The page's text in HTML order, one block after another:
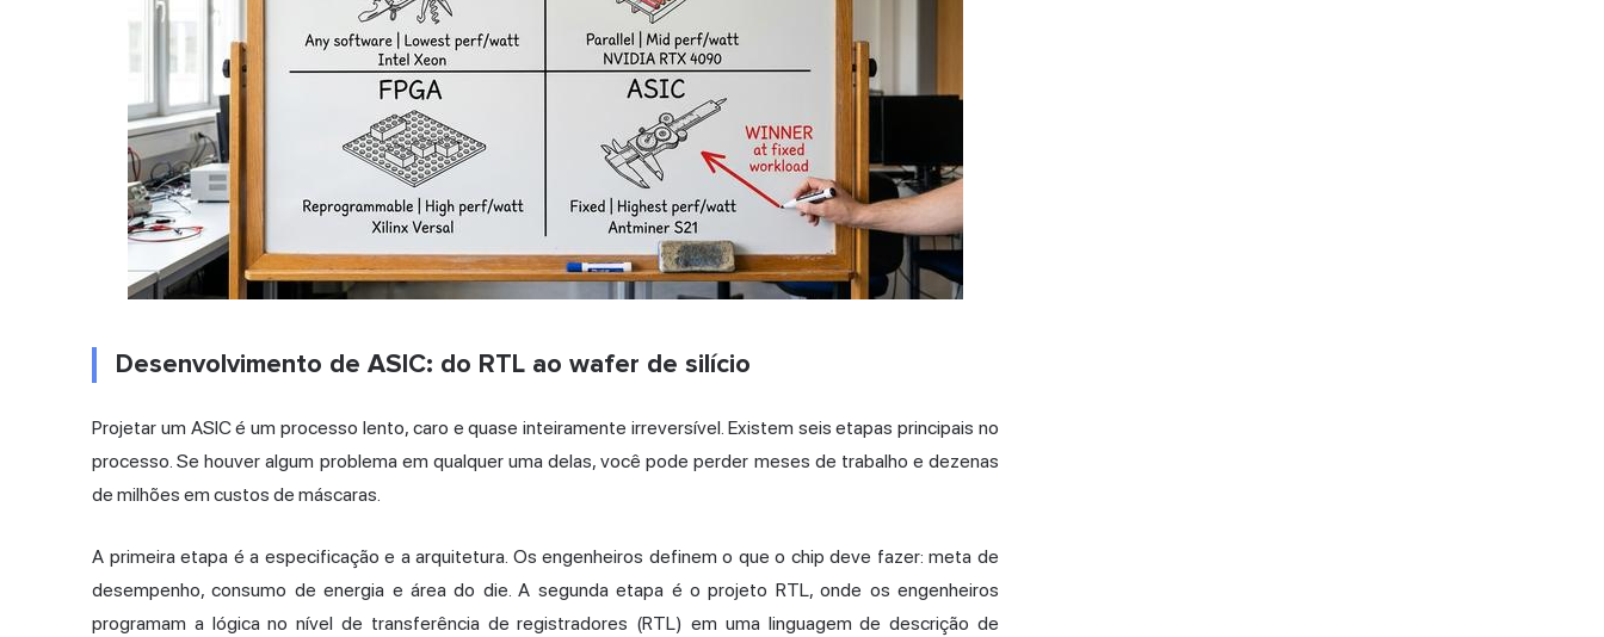
Desenvolvimento de ASIC: do RTL ao wafer de silício
Projetar um ASIC é um processo lento, caro e quase inteiramente irreversível. Existem seis etapas principais no
processo. Se houver algum problema em qualquer uma delas, você pode perder meses de trabalho e dezenas
de milhões em custos de máscaras.
A primeira etapa é a especificação e a arquitetura. Os engenheiros definem o que o chip deve fazer: meta de
desempenho, consumo de energia e área do die. A segunda etapa é o projeto RTL, onde os engenheiros
programam a lógica no nível de transferência de registradores (RTL) em uma linguagem de descrição de